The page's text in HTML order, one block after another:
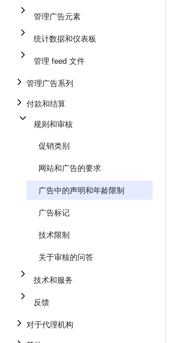
管理广告元素
统计数据和仪表板
管理 feed 文件
管理广告系列
付款和结算
规则和审核
促销类别
网站和广告的要求
广告中的声明和年龄限制
广告标记
技术限制
关于审核的问答
技术和服务
反馈
对于代理机构